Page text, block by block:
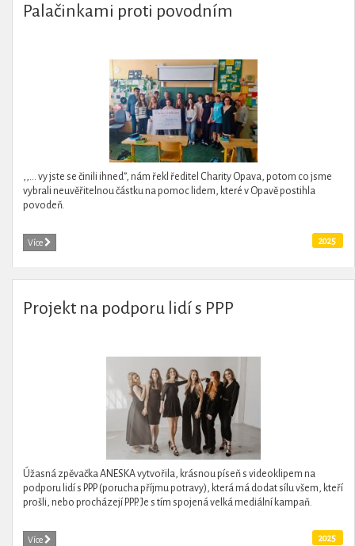
Palačinkami proti povodním
,,... vy jste se činili ihned”, nám řekl ředitel Charity Opava, potom co jsme
vybrali neuvěřitelnou částku na pomoc lidem, které v Opavě postihla
povodeň.
Více 2025
Projekt na podporu lidí s PPP
Úžasná zpěvačka ANESKA vytvořila, krásnou píseň s videoklipem na
podporu lidí s PPP (porucha příjmu potravy), která má dodat sílu všem, kteří
prošli, nebo procházejí PPP. Je s tím spojená velká mediální kampaň.
Více 2025